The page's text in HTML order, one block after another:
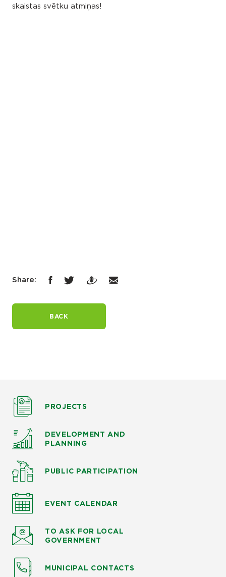
skaistas svētku atmiņas!
Share:
BACK
PROJECTS
DEVELOPMENT AND
PLANNING
PUBLIC PARTICIPATION
EVENT CALENDAR
TO ASK FOR LOCAL
GOVERNMENT
MUNICIPAL CONTACTS